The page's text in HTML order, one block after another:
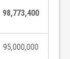
98,773,400
95,000,000